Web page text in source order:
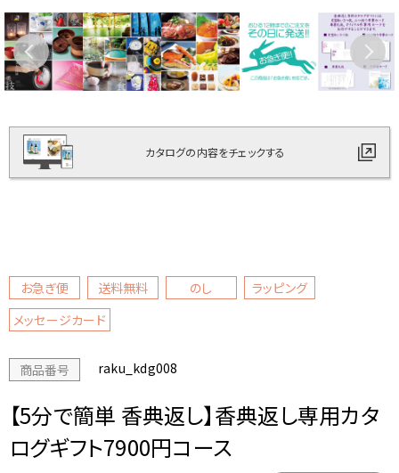
カタログの内容をチェックする
お急ぎ便 送料無料 のし
ラッピング
メッセージカード
商品番号 raku_kdg008
【5分で簡単 香典返し】香典返し専用カタ
ログギフト7900円コース